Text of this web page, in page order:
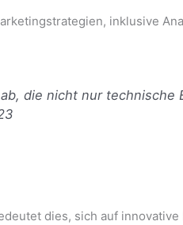
inklusive
die nicht nur technische
dies, sich auf